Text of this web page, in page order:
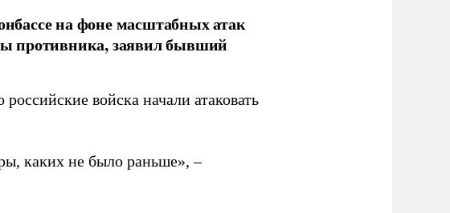
на фоне масштабных атак
противника, заявил бывший
войска начали атаковать
каких не было раньше», –